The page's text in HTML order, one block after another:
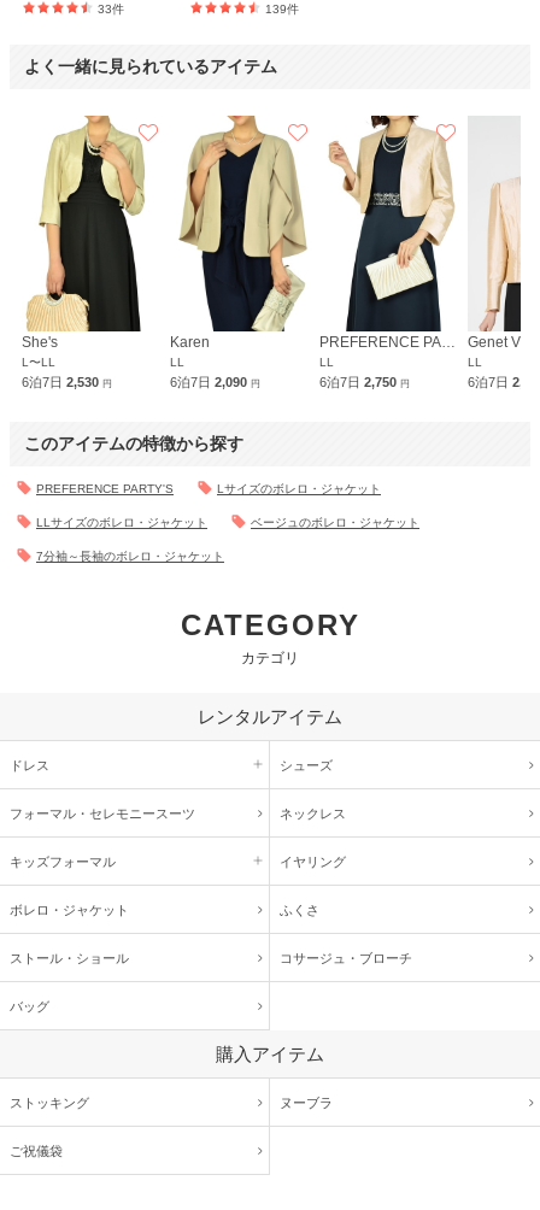
33件 139件
よく一緒に見られているアイテム
She's
L〜LL
6泊7日 2,530 円
Karen
LL
6泊7日2,090円
PREFERENCE PARTY'S
LL
6泊7日 2,750 円
Genet
LL
6泊7日
このアイテムの特徴から探す
PREFERENCE PARTY'S Lサイズのボレロ・ジャケット
LLサイズのボレロ・ジャケット ベージュのボレロ・ジャケット
7分袖～長袖のボレロ・ジャケット
CATEGORY
カテゴリ
レンタルアイテム
ドレス シューズ
フォーマル・ セレモニースーツ ネックレス
キッズフォーマル イヤリング
ボレロ・ジャケット ふくさ
ストール・ショール コサージュ・ ブローチ
バッグ
購入アイテム
ストッキング ヌーブラ
ご祝儀袋